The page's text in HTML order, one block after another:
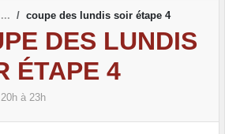
coupe des lundis soir étape 4
DES LUNDIS
ÉTAPE 4
à 23h